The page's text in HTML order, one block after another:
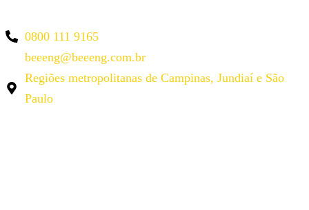
0800 111 9165
beeeng@beeeng.com.br
Regiões metropolitanas de Campinas, Jundiaí e São
Paulo